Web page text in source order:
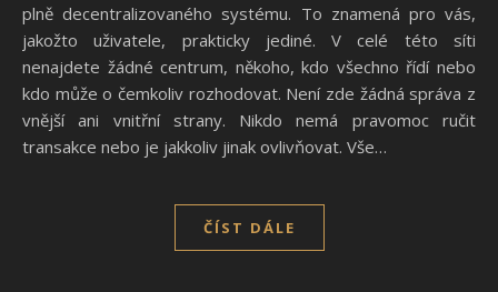
plně decentralizovaného systému. To znamená pro vás,
jakožto uživatele, prakticky jediné. V celé této síti
nenajdete žádné centrum, někoho, kdo všechno řídí nebo
kdo může o čemkoliv rozhodovat. Není zde žádná správa z
vnější ani vnitřní strany. Nikdo nemá pravomoc ručit
transakce nebo je jakkoliv jinak ovlivňovat. Vše…
ČÍST DÁLE